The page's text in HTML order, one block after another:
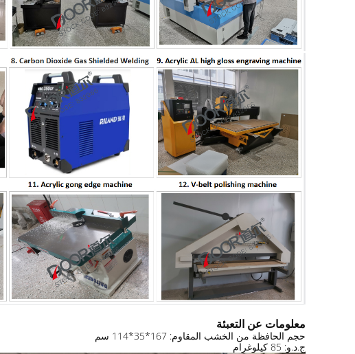
معلومات عن التعبئة
حجم الحافظة من الخشب المقاوم: 167*35*114 سم
ج.د.و: 85 كيلوغرام